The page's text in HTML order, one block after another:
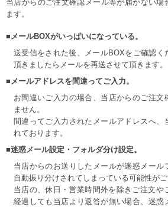
当店からのご注文確認メール等が届かない場
ます。
■メールBOXがいっぱいになっている。
送受信をされた後、メールBOXをご確認く
頂きましたらメールを再送させて頂きます。
■メールアドレスを間違ってご入力。
お間違いご入力の場合、当店からのご注文
ません。
間違ってご入力されたメールアドレスへ、
れております。
■迷惑メール設定・フォルダ分け設定。
当店からのお送りしたメールが迷惑メール
自動振り分けされてしまっている可能性がご
当店の、休日・営業時間外を除きご注文や
経過しても当店より返答が無い場合、迷惑